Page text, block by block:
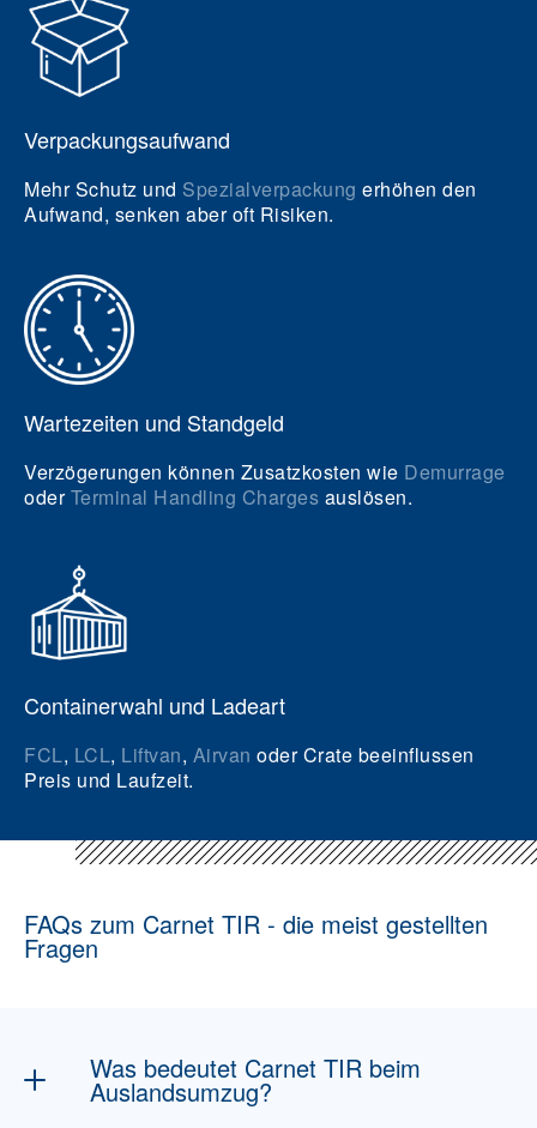
Verpackungsaufwand
Mehr Schutz und Spezialverpackung erhöhen den
Aufwand, senken aber oft Risiken.
Wartezeiten und Standgeld
Verzögerungen können Zusatzkosten wie Demurrage
oderTerminal Handling Charges auslösen.
Containerwahl und Ladeart
FCL, LCL, Liftvan, Airvan oder Crate beeinflussen
Preis und Laufzeit.
FAQs zum Carnet TIR - die meist gestellten
Fragen
Was bedeutet Carnet TIR beim
Auslandsumzug?